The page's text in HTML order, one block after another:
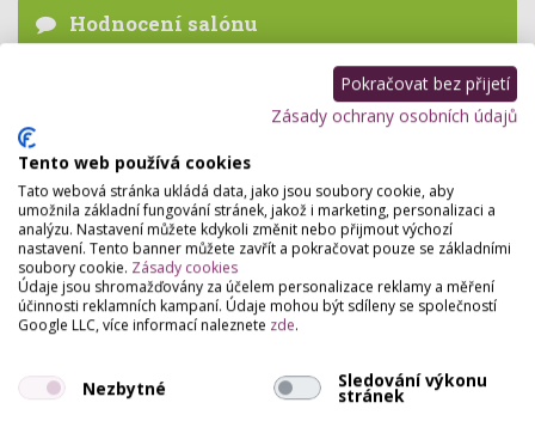
Hodnocení salónu
Zatím zde není žádné hodnocení.
Pokračovat bez přijetí
Zásady ochrany osobních údajů
Tento web používá cookies
Tato webová stránka ukládá data, jako jsou soubory cookie, aby
umožnila základní fungování stránek, jakož i marketing, personalizaci a
analýzu. Nastavení můžete kdykoli změnit nebo přijmout výchozí
nastavení. Tento banner můžete zavřít a pokračovat pouze se základními
soubory cookie. Zásady cookies
Údaje jsou shromažďovány za účelem personalizace reklamy a měření
účinnosti reklamních kampaní. Údaje mohou být sdíleny se společností
Google LLC, více informací naleznete zde.
Nezbytné Sledování výkonu
stránek